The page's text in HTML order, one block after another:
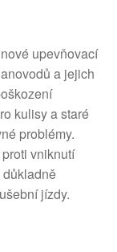
upevňovací
a jejich
kulisy a staré
problémy.
vniknutí
jízdy.